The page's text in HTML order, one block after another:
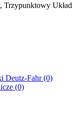
Deutz-Fahr (0)
(0)